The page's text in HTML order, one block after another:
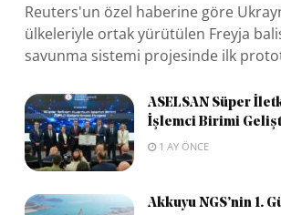
Reuters'un özel haberine göre
ülkeleriyle ortak yürütülen Freyja
savunma sistemi projesinde ilk
ASELSAN Süper
İşlemci Birimi
1 AY ÖNCE
Akkuyu NGS’nin 1.